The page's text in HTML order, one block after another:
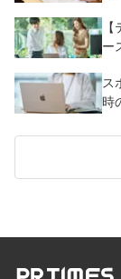
【
ー
ス
時